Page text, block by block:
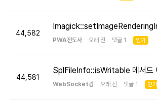
44,582
PWA전도사 오래 전 댓글 1 인기
44,581
SplFileInfo::isWritable 메서드
WebSocket광 오래 전 댓글 1 인기